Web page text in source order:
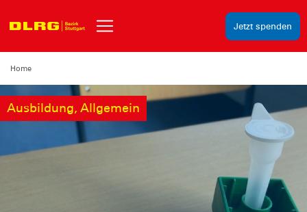
Jetzt spenden
Home
Ausbildung, Allgemein